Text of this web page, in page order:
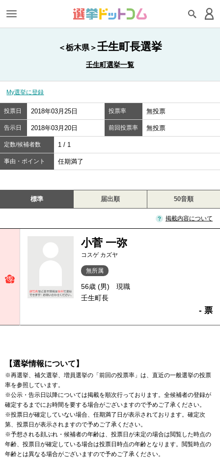
＜栃木県＞壬生町長選挙
壬生町選挙一覧
My選挙に登録
投票日 2018年03月25日 投票率 無投票
告示日 2018年03月20日 前回投票率 無投票
定数/候補者数 1 / 1
事由・ポイント 任期満了
標準 届出順 50音順
掲載内容について
小菅 一弥
コスゲ カズヤ
無所属
56歳 (男)
現職
壬生町長
- 票
【選挙情報について】
※再選挙、補欠選挙、増員選挙の「前回の投票率」は、直近の一般選挙の投票
率を参照しています。
※公示・告示日以降については掲載を順次行っております。全候補者の登録が
確定するまでにお時間を要する場合がございますので予めご了承ください。
※投票日が確定していない場合、任期満了日が表示されております。確定次
第、投票日が表示されますので予めご了承ください。
※予想される顔ぶれ・候補者の年齢は、投票日が未定の場合は閲覧した時点の
年齢、投票日が確定している場合は投票日時点の年齢となります。閲覧時点の
年齢とは異なる場合がございますので予めご了承ください。